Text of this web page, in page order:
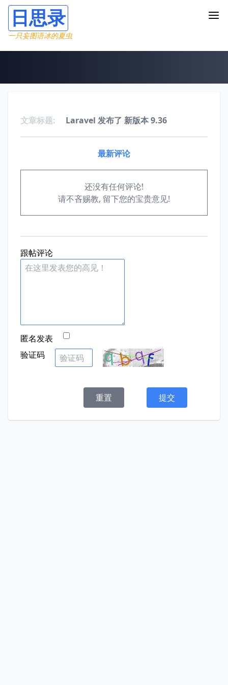
日思录
一只妄图语冰的夏虫
文章标题: Laravel 发布了 新版本 9.36
最新评论
还没有任何评论!
请不吝赐教, 留下您的宝贵意见!
跟帖评论
匿名发表
验证码
重置 提交